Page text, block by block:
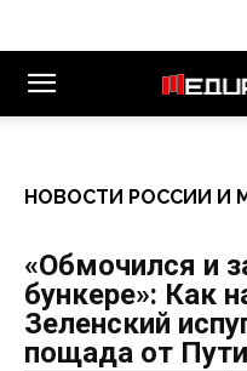
НОВОСТИ РОССИИ И
«Обмочился и
бункере»: Как
Зеленский
пощада от